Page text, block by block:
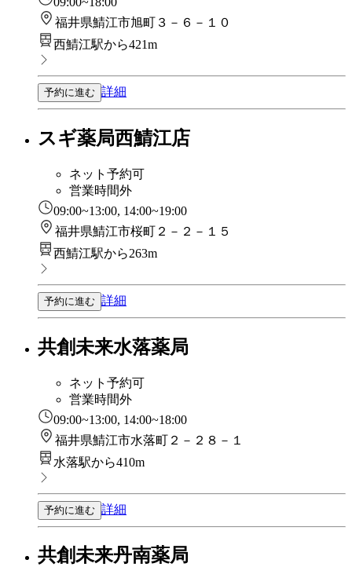
福井県鯖江市旭町３－６－１０
西鯖江駅から421m
予約に進む 詳細
スギ薬局西鯖江店
ネット予約可
営業時間外
09:00~13:00, 14:00~19:00
福井県鯖江市桜町２－２－１５
西鯖江駅から263m
予約に進む 詳細
共創未来水落薬局
ネット予約可
営業時間外
09:00~13:00, 14:00~18:00
福井県鯖江市水落町２－２８－１
水落駅から410m
予約に進む 詳細
共創未来丹南薬局